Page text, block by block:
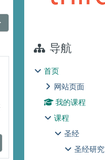
导航
首页
网站页面
我的课程
课程
圣经
圣经研究